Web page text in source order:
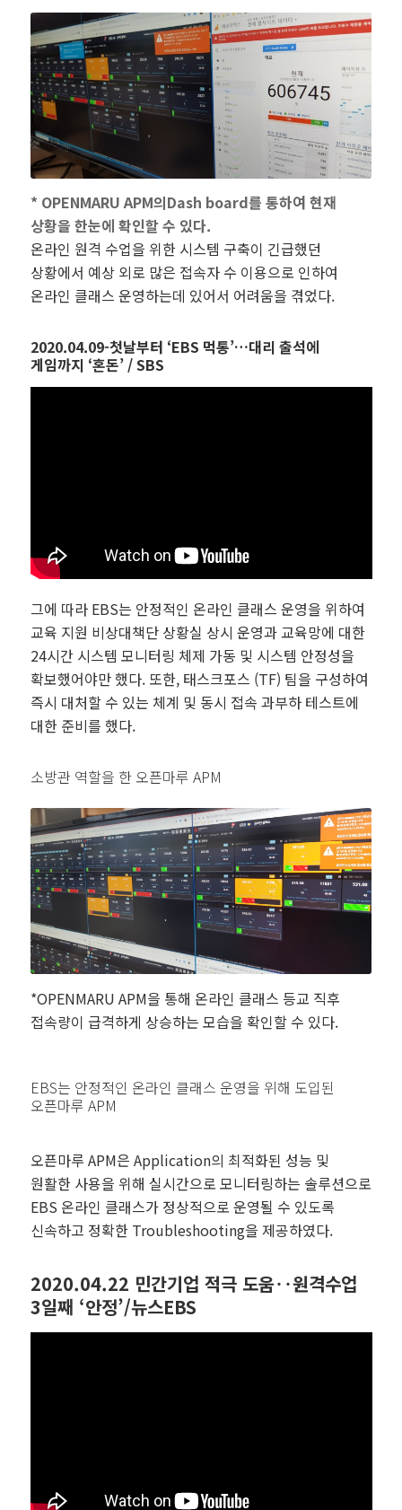
* OPENMARU APM의Dash board를 통하여 현재
상황을 한눈에 확인할 수 있다.
온라인 원격 수업을 위한 시스템 구축이 긴급했던
상황에서 예상 외로 많은 접속자 수 이용으로 인하여
온라인 클래스 운영하는데 있어서 어려움을 겪었다.
2020.04.09-첫날부터 ‘EBS 먹통’…대리 출석에
게임까지 ‘혼돈’ / SBS
그에 따라 EBS는 안정적인 온라인 클래스 운영을 위하여
교육 지원 비상대책단 상황실 상시 운영과 교육망에 대한
24시간 시스템 모니터링 체제 가동 및 시스템 안정성을
확보했어야만 했다. 또한, 태스크포스 (TF) 팀을 구성하여
즉시 대처할 수 있는 체계 및 동시 접속 과부하 테스트에
대한 준비를 했다.
소방관 역할을 한 오픈마루 APM
*OPENMARU APM을 통해 온라인 클래스 등교 직후
접속량이 급격하게 상승하는 모습을 확인할 수 있다.
EBS는 안정적인 온라인 클래스 운영을 위해 도입된
오픈마루 APM
오픈마루 APM은 Application의 최적화된 성능 및
원활한 사용을 위해 실시간으로 모니터링하는 솔루션으로
EBS 온라인 클래스가 정상적으로 운영될 수 있도록
신속하고 정확한 Troubleshooting을 제공하였다.
2020.04.22 민간기업 적극 도움‥원격수업
3일째 ‘안정’/뉴스EBS